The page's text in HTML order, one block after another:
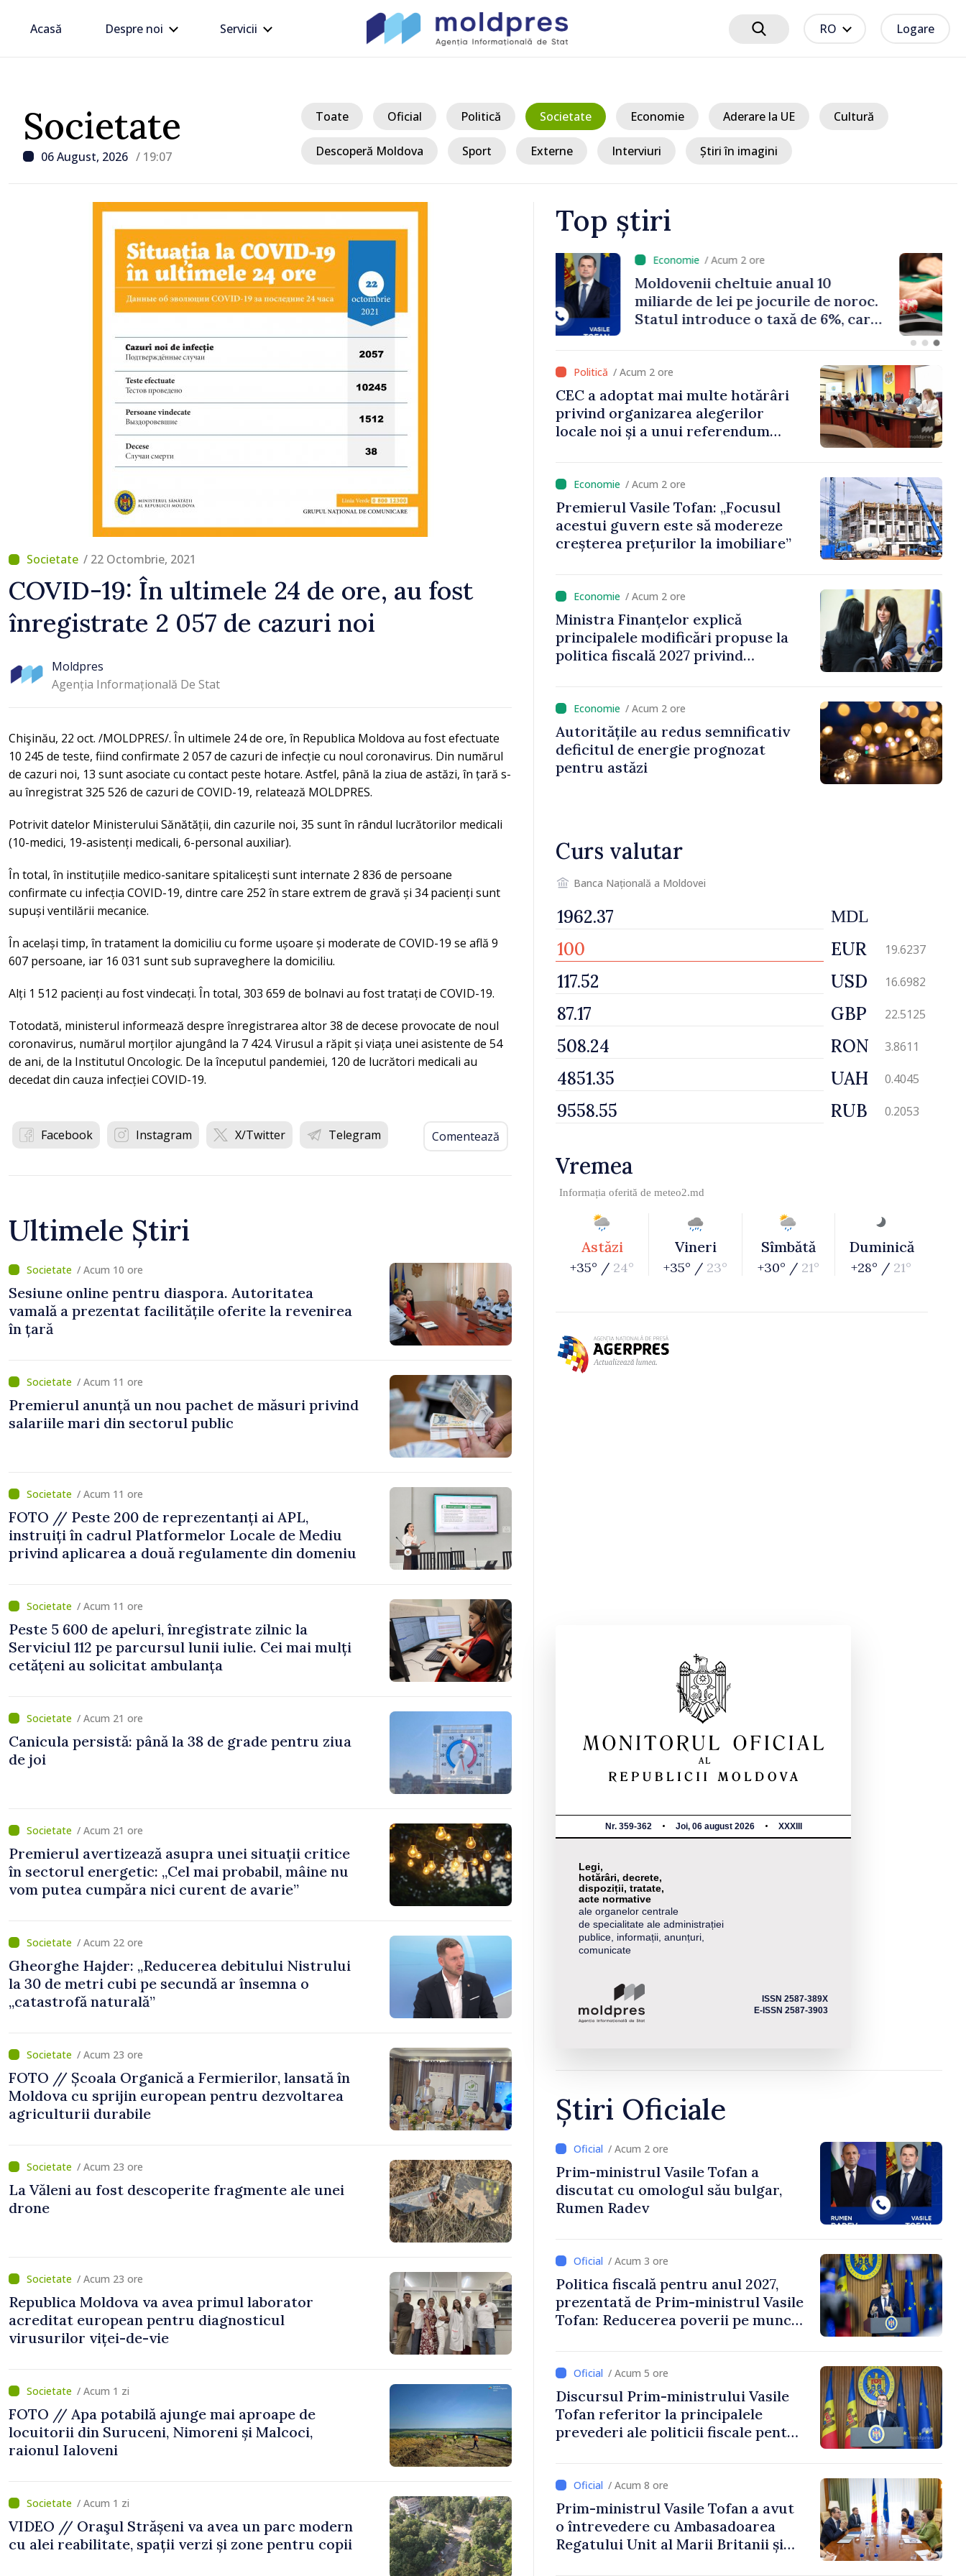
Acasă Despre noi Servicii RO Logare
Societate
06 August, 2026 / 19:07
Toate Oficial Politică Societate Economie Aderare la UE Cultură
Descoperă Moldova Sport Externe Interviuri Știri în imagini
/ 22 Octombrie, 2021
COVID-19: În ultimele 24 de ore, au fost
înregistrate 2 057 de cazuri noi
Moldpres
Agenția Informațională De Stat
Chişinău, 22 oct. /MOLDPRES/. În ultimele 24 de ore, în Republica Moldova au fost efectuate
10 245 de teste, fiind confirmate 2 057 de cazuri de infecție cu noul coronavirus. Din numărul
de cazuri noi, 13 sunt asociate cu contact peste hotare. Astfel, până la ziua de astăzi, în țară s-
au înregistrat 325 526 de cazuri de COVID-19, relatează MOLDPRES.
Potrivit datelor Ministerului Sănătății, din cazurile noi, 35 sunt în rândul lucrătorilor medicali
(10-medici, 19-asistenți medicali, 6-personal auxiliar).
În total, în instituțiile medico-sanitare spitalicești sunt internate 2 836 de persoane
confirmate cu infecția COVID-19, dintre care 252 în stare extrem de gravă și 34 pacienți sunt
supuși ventilării mecanice.
În același timp, în tratament la domiciliu cu forme ușoare și moderate de COVID-19 se află 9
607 persoane, iar 16 031 sunt sub supraveghere la domiciliu.
Alți 1 512 pacienți au fost vindecați. În total, 303 659 de bolnavi au fost tratați de COVID-19.
Totodată, ministerul informează despre înregistrarea altor 38 de decese provocate de noul
coronavirus, numărul morților ajungând la 7 424. Virusul a răpit și viața unei asistente de 54
de ani, de la Institutul Oncologic. De la începutul pandemiei, 120 de lucrători medicali au
decedat din cauza infecției COVID-19.
Facebook Instagram X/Twitter Telegram Comentează
Ultimele Știri
/ Acum 10 ore
Sesiune online pentru diaspora. Autoritatea
vamală a prezentat facilitățile oferite la revenirea
în țară
/ Acum 11 ore
Premierul anunță un nou pachet de măsuri privind
salariile mari din sectorul public
/ Acum 11 ore
FOTO // Peste 200 de reprezentanți ai APL,
instruiți în cadrul Platformelor Locale de Mediu
privind aplicarea a două regulamente din domeniu
/ Acum 11 ore
Peste 5 600 de apeluri, înregistrate zilnic la
Serviciul 112 pe parcursul lunii iulie. Cei mai mulți
cetățeni au solicitat ambulanța
/ Acum 21 ore
Canicula persistă: până la 38 de grade pentru ziua
de joi
/ Acum 21 ore
Premierul avertizează asupra unei situații critice
în sectorul energetic: „Cel mai probabil, mâine nu
vom putea cumpăra nici curent de avarie”
/ Acum 22 ore
Gheorghe Hajder: „Reducerea debitului Nistrului
la 30 de metri cubi pe secundă ar însemna o
„catastrofă naturală”
/ Acum 23 ore
FOTO // Școala Organică a Fermierilor, lansată în
Moldova cu sprijin european pentru dezvoltarea
agriculturii durabile
/ Acum 23 ore
La Văleni au fost descoperite fragmente ale unei
drone
/ Acum 23 ore
Republica Moldova va avea primul laborator
acreditat european pentru diagnosticul
virusurilor viței-de-vie
/ Acum 1 zi
FOTO // Apa potabilă ajunge mai aproape de
locuitorii din Suruceni, Nimoreni și Malcoci,
raionul Ialoveni
/ Acum 1 zi
VIDEO // Oraşul Strășeni va avea un parc modern
cu alei reabilitate, spații verzi și zone pentru copii
Top știri
/ Acum 2 ore
Prim-ministrul Vasile Tofan a
discutat cu omologul său bulgar,
Rumen Radev
/ Acum 2 ore
Moldovenii cheltuie anual 10
miliarde de lei pe jocurile de noroc.
Statul introduce o taxă de 6%, care
va aduce peste 500 de milioane de
/ Acum 2 ore
CEC a adoptat mai multe hotărâri
privind organizarea alegerilor
locale noi și a unui referendum
/ Acum 2 ore
Premierul Vasile Tofan: „Focusul
acestui guvern este să modereze
creșterea prețurilor la imobiliare”
/ Acum 2 ore
Ministra Finanțelor explică
principalele modificări propuse la
politica fiscală 2027 privind
/ Acum 2 ore
Autoritățile au redus semnificativ
deficitul de energie prognozat
pentru astăzi
Curs valutar
Banca Națională a Moldovei
MDL
EUR 19.6237
USD 16.6982
GBP 22.5125
RON 3.8611
UAH 0.4045
RUB 0.2053
Vremea
Informația oferită de meteo2.md
Astăzi
+35° / 24°
Vineri
+35° / 23°
Sîmbătă
+30° / 21°
Duminică
+28° / 21°
Nr. 359-362 Joi, 06 august 2026 XXXIII
Legi,
hotărâri, decrete,
dispoziții, tratate,
acte normative
ale organelor centrale
de specialitate ale administrației
publice, informații, anunțuri,
comunicate
ISSN 2587-389X
E-ISSN 2587-3903
Știri Oficiale
/ Acum 2 ore
Prim-ministrul Vasile Tofan a
discutat cu omologul său bulgar,
Rumen Radev
/ Acum 3 ore
Politica fiscală pentru anul 2027,
prezentată de Prim-ministrul Vasile
Tofan: Reducerea poverii pe muncă,
/ Acum 5 ore
Discursul Prim-ministrului Vasile
Tofan referitor la principalele
prevederi ale politicii fiscale pentru
/ Acum 8 ore
Prim-ministrul Vasile Tofan a avut
o întrevedere cu Ambasadoarea
Regatului Unit al Marii Britanii și